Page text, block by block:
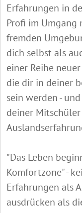
Erfahrungen in
Profi im
fremden
dich selbst als
einer Reihe
die dir in deiner
sein werden -
deiner
"Das Leben
Komfortzone" -
Erfahrungen als
ausdrücken als